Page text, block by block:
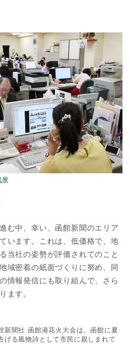
景
む中、幸い、函館新聞のエリア
います。これは、低価格で、地
当社の姿勢が評価されてのこと
域密着の紙面づくりに努め、同
情報発信にも取り組んで、さら
ます。
新聞社 函館港花火大会は、函館に夏
げる風物詩として市民に親しまれて